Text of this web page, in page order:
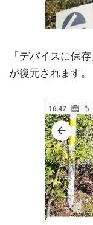
「デバイスに保
が復元されます。